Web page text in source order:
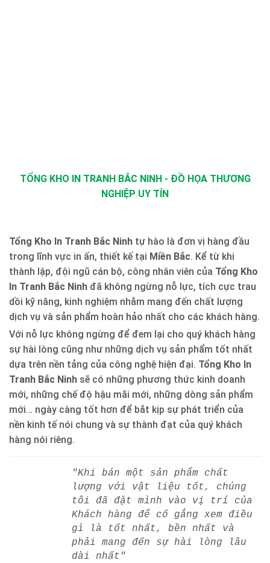
TỔNG KHO IN TRANH BẮC NINH - ĐỒ HỌA THƯƠNG
NGHIỆP UY TÍN
Tổng Kho In Tranh Bắc Ninh tự hào là đơn vị hàng đầu
trong lĩnh vực in ấn, thiết kế tại Miền Bắc. Kể từ khi
thành lập, đội ngũ cán bộ, công nhân viên của Tổng Kho
In Tranh Bắc Ninh đã không ngừng nỗ lực, tích cực trau
dồi kỹ năng, kinh nghiệm nhằm mang đến chất lượng
dịch vụ và sản phẩm hoàn hảo nhất cho các khách hàng.
Với nỗ lực không ngừng để đem lại cho quý khách hàng
sự hài lòng cũng như những dịch vụ sản phẩm tốt nhất
dựa trên nền tảng của công nghệ hiện đại. Tổng Kho In
Tranh Bắc Ninh sẽ có những phương thức kinh doanh
mới, những chế độ hậu mãi mới, những dòng sản phẩm
mới… ngày càng tốt hơn để bắt kịp sự phát triển của
nền kinh tế nói chung và sự thành đạt của quý khách
hàng nói riêng.
"Khi bán một sản phẩm chất
lượng với vật liệu tốt, chúng
tôi đã đặt mình vào vị trí của
Khách hàng để cố gắng xem điều
gì là tốt nhất, bền nhất và
phải mang đến sự hài lòng lâu
dài nhất"